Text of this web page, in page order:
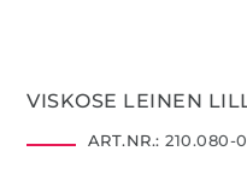
VISKOSE LEINEN
ART.NR.: 210.080-